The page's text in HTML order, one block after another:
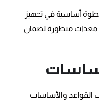
أساسية في تجهيز
معدات متطورة لضمان
القواعد والأساسات